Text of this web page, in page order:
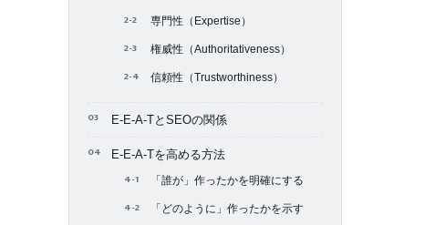
専門性（Expertise）
権威性（Authoritativeness）
信頼性（Trustworthiness）
E-E-A-TとSEOの関係
E-E-A-Tを高める方法
「誰が」作ったかを明確にする
「どのように」作ったかを示す